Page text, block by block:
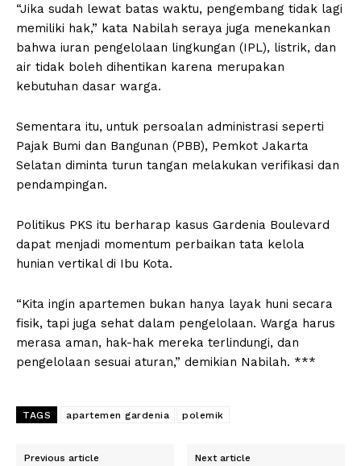
“Jika sudah lewat batas waktu, pengembang tidak lagi
memiliki hak,” kata Nabilah seraya juga menekankan
bahwa iuran pengelolaan lingkungan (IPL), listrik, dan
air tidak boleh dihentikan karena merupakan
kebutuhan dasar warga.
Sementara itu, untuk persoalan administrasi seperti
Pajak Bumi dan Bangunan (PBB), Pemkot Jakarta
Selatan diminta turun tangan melakukan verifikasi dan
pendampingan.
Politikus PKS itu berharap kasus Gardenia Boulevard
dapat menjadi momentum perbaikan tata kelola
hunian vertikal di Ibu Kota.
“Kita ingin apartemen bukan hanya layak huni secara
fisik, tapi juga sehat dalam pengelolaan. Warga harus
merasa aman, hak-hak mereka terlindungi, dan
pengelolaan sesuai aturan,” demikian Nabilah. ***
TAGS apartemen gardenia polemik
Previous article Next article